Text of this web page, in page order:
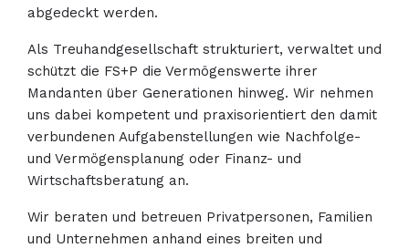
abgedeckt werden.
Als Treuhandgesellschaft strukturiert, verwaltet und
schützt die FS+P die Vermögenswerte ihrer
Mandanten über Generationen hinweg. Wir nehmen
uns dabei kompetent und praxisorientiert den damit
verbundenen Aufgabenstellungen wie Nachfolge-
und Vermögensplanung oder Finanz- und
Wirtschaftsberatung an.
Wir beraten und betreuen Privatpersonen, Familien
und Unternehmen anhand eines breiten und